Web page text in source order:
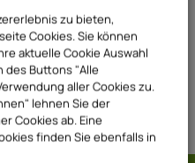
zu bieten,
Cookies. Sie können
aktuelle Cookie Auswahl
des Buttons "Alle
aller Cookies zu.
lehnen Sie der
Cookies ab. Eine
finden Sie ebenfalls in